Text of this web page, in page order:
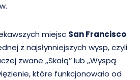
miejsc San Francisco
z najsłynniejszych wysp, czyli
zwane ,,Skałą’’ lub ,,Wyspą
które funkcjonowało od